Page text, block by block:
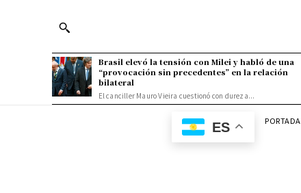
Brasil elevó la tensión con Milei y habló de una
“provocación sin precedentes” en la relación
bilateral
El canciller Mauro Vieira cuestionó con dureza...
ES PORTADA